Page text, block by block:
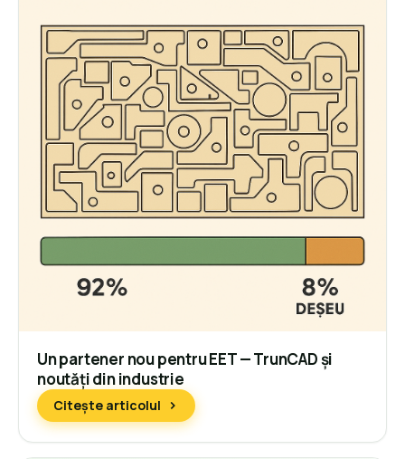
Un partener nou pentru EET — TrunCAD și
noutăți din industrie
Citește articolul